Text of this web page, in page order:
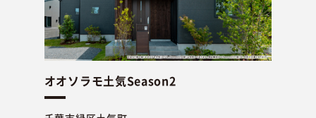
オオソラモ土気Season2